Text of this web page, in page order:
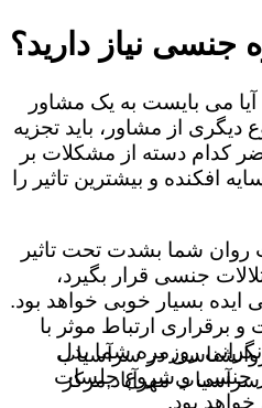
جنسی نیاز دارید؟
می بایست به یک مشاور
دیگری از مشاور، باید تجزیه
کدام دسته از مشکلات بر
افکنده و بیشترین تاثیر را
روان شما بشدت تحت تاثیر
جنسی قرار بگیرد،
بسیار خوبی خواهد بود.
برقراری ارتباط موثر با
روزمره شما بدل
جنسی و شروع جلسات
بود.
در سرآسیاب
سرآسیاب مهرآباد,مرکز